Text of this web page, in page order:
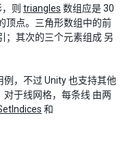
则 triangles 数组应是 30
顶点。三角形数组中的前
；其次的三个元素组成 另
，不过 Unity 也支持其他
对于线网格，每条线 由两
和